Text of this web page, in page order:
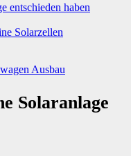
entschieden haben
Solarzellen
Ausbau
Solaranlage